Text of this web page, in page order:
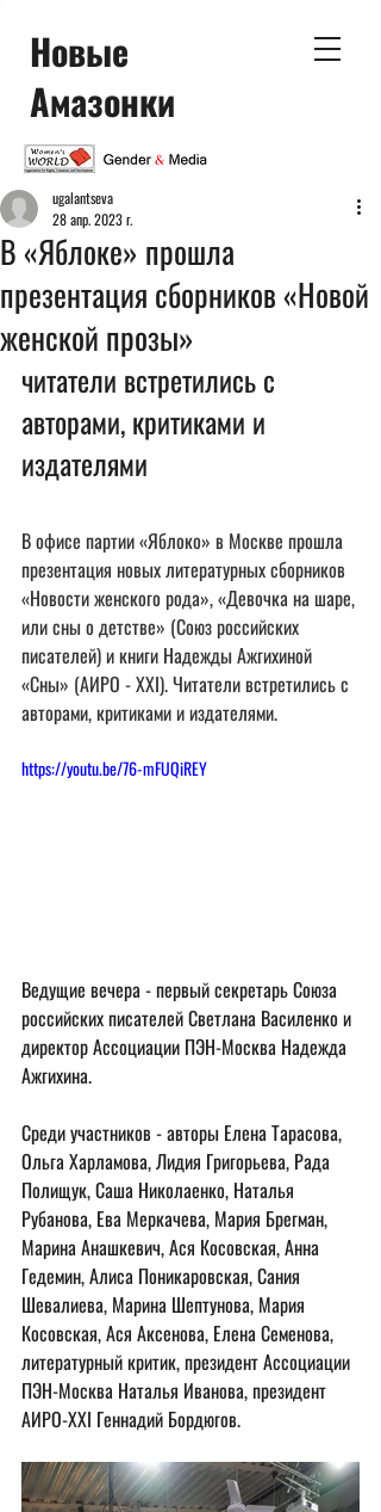
Новые
Амазонки
В «Яблоке» прошла
презентация сборников «Новой
женской прозы»
ugalantseva
28 апр. 2023 г.
читатели встретились с
авторами, критиками и
издателями
В офисе партии «Яблоко» в Москве прошла
презентация новых литературных сборников
«Новости женского рода», «Девочка на шаре,
или сны о детстве» (Союз российских
писателей) и книги Надежды Ажгихиной
«Сны» (АИРО - ХХI). Читатели встретились с
авторами, критиками и издателями.
https://youtu.be/76-mFUQiREY
Ведущие вечера - первый секретарь Союза
российских писателей Светлана Василенко и
директор Ассоциации ПЭН-Москва Надежда
Ажгихина.
Среди участников - авторы Елена Тарасова,
Ольга Харламова, Лидия Григорьева, Рада
Полищук, Саша Николаенко, Наталья
Рубанова, Ева Меркачева, Мария Брегман,
Марина Анашкевич, Ася Косовская, Анна
Гедемин, Алиса Поникаровская, Сания
Шевалиева, Марина Шептунова, Мария
Косовская, Ася Аксенова, Елена Семенова,
литературный критик, президент Ассоциации
ПЭН-Москва Наталья Иванова, президент
АИРО-ХХI Геннадий Бордюгов.